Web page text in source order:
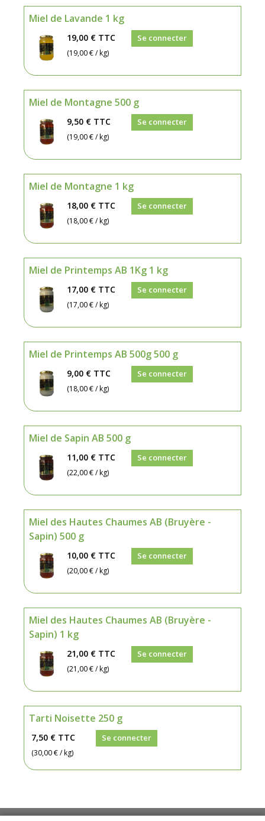
Miel de Lavande 1 kg
19,00 € TTC
(19,00 € / kg)
Se connecter
Miel de Montagne 500 g
9,50 € TTC
(19,00 € / kg)
Se connecter
Miel de Montagne 1 kg
18,00 € TTC
(18,00 € / kg)
Se connecter
Miel de Printemps AB 1Kg 1 kg
17,00 € TTC
(17,00 € / kg)
Se connecter
Miel de Printemps AB 500g 500 g
9,00 € TTC
(18,00 € / kg)
Se connecter
Miel de Sapin AB 500 g
11,00 € TTC
(22,00 € / kg)
Se connecter
Miel des Hautes Chaumes AB (Bruyère -
Sapin) 500 g
10,00 € TTC
(20,00 € / kg)
Se connecter
Miel des Hautes Chaumes AB (Bruyère -
Sapin) 1 kg
21,00 € TTC
(21,00 € / kg)
Se connecter
Tarti Noisette 250 g
7,50 € TTC
(30,00 € / kg)
Se connecter